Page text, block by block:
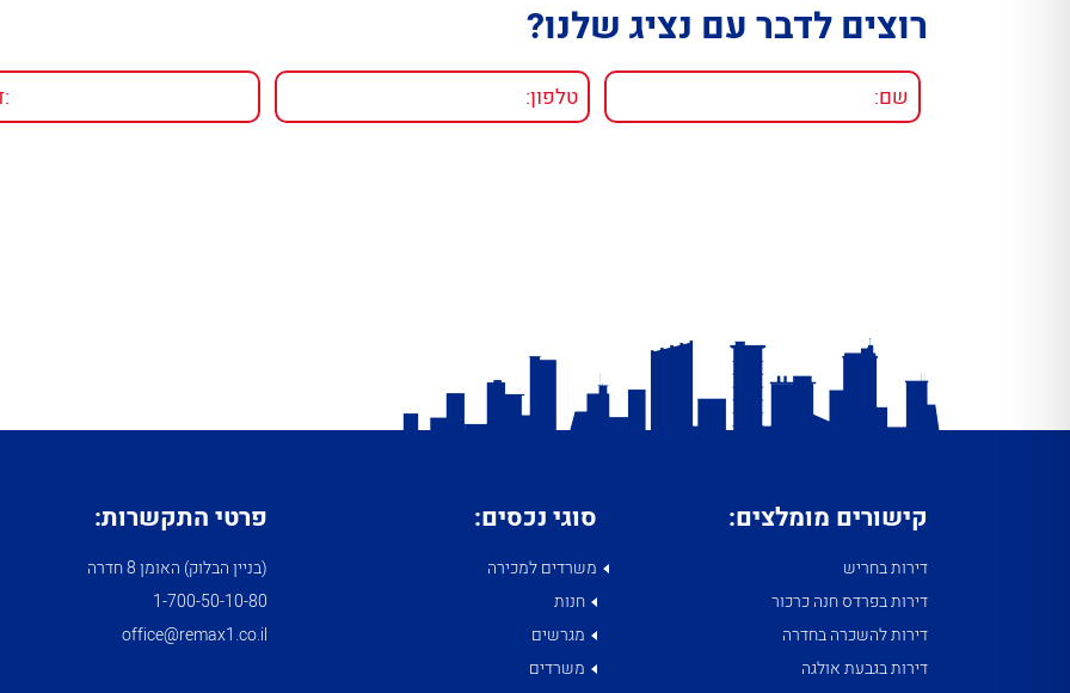
רוצים לדבר עם נציג שלנו?
קישורים מומלצים:
דירות בחריש
דירות בפרדס חנה כרכור
דירות להשכרה בחדרה
דירות בגבעת אולגה
סוגי נכסים:
משרדים למכירה
חנות
מגרשים
משרדים
פרטי התקשרות:
(בניין הבלוק) האומן 8 חדרה
1­-700­-50-­10-­80
office@remax1.co.il